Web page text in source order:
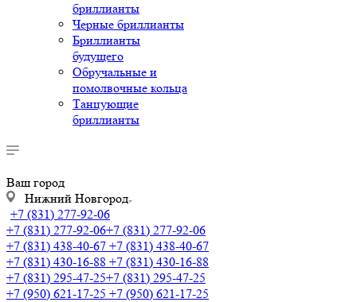
бриллианты
Черные бриллианты
Бриллианты
будущего
Обручальные и
помолвочные кольца
Танцующие
бриллианты
Ваш город
Нижний Новгород
+7 (831) 277-92-06
+7 (831) 277-92-06+7 (831) 277-92-06
+7 (831) 438-40-67 +7 (831) 438-40-67
+7 (831) 430-16-88 +7 (831) 430-16-88
+7 (831) 295-47-25+7 (831) 295-47-25
+7 (950) 621-17-25 +7 (950) 621-17-25